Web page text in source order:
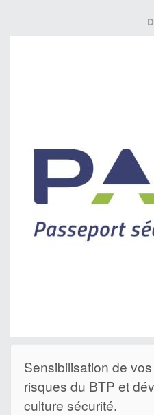
Sensibilisation de
risques du BTP et
culture sécurité.